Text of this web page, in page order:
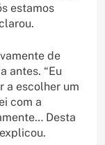
estamos
de
antes. “Eu
a escolher um
com a
Desta